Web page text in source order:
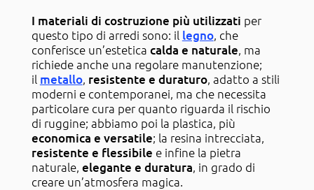
I materiali di costruzione più utilizzati per
questo tipo di arredi sono: il legno, che
conferisce un’estetica calda e naturale, ma
richiede anche una regolare manutenzione;
il metallo, resistente e duraturo, adatto a stili
moderni e contemporanei, ma che necessita
particolare cura per quanto riguarda il rischio
di ruggine; abbiamo poi la plastica, più
economica e versatile; la resina intrecciata,
resistente e flessibile e infine la pietra
naturale, elegante e duratura, in grado di
creare un’atmosfera magica.